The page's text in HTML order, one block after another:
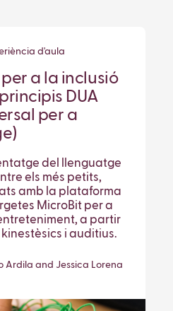
d'aula
a la inclusió
DUA
per a
del llenguatge
els més petits,
amb la plataforma
MicroBit per a
a partir
i auditius.
Ardila and Jessica Lorena